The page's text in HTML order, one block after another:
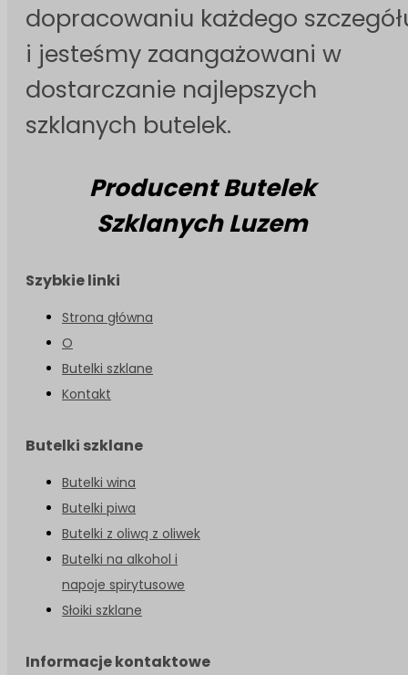
dopracowaniu każdego
i jesteśmy zaangażowani w
dostarczanie najlepszych
szklanych butelek.
Producent Butelek
Szklanych Luzem
Szybkie linki
Strona główna
O
Butelki szklane
Kontakt
Butelki szklane
Butelki wina
Butelki piwa
Butelki z oliwą z oliwek
Butelki na alkohol i
napoje spirytusowe
Słoiki szklane
Informacje kontaktowe